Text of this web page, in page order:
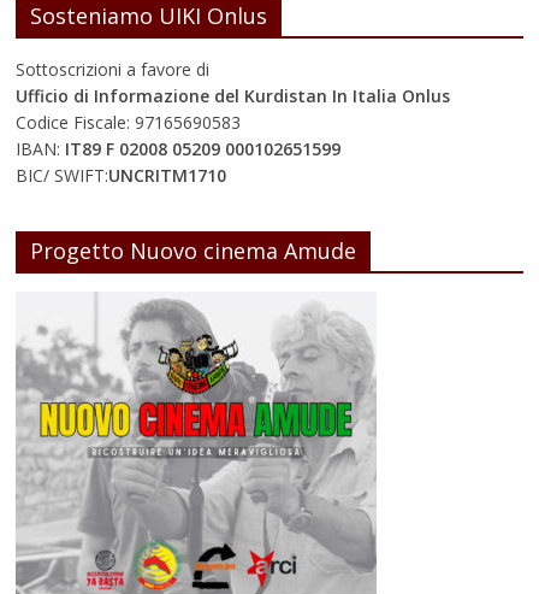
Sosteniamo UIKI Onlus
Sottoscrizioni a favore di
Ufficio di Informazione del Kurdistan In Italia Onlus
Codice Fiscale: 97165690583
IBAN: IT89 F 02008 05209 000102651599
BIC/ SWIFT:UNCRITM1710
Progetto Nuovo cinema Amude